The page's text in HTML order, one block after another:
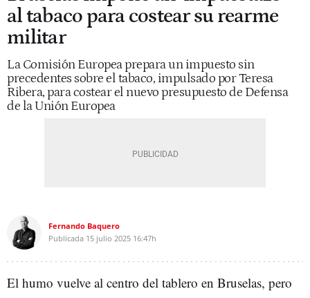
al tabaco para costear su rearme
militar
La Comisión Europea prepara un impuesto sin
precedentes sobre el tabaco, impulsado por Teresa
Ribera, para costear el nuevo presupuesto de Defensa
de la Unión Europea
Fernando Baquero
Publicada 15 julio 2025 16:47h
El humo vuelve al centro del tablero en Bruselas, pero